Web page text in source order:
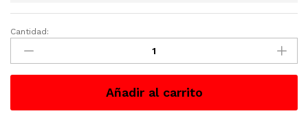
Soi
Yah!
tipo
Desmechada
cantidad
Cantidad:
Añadir al carrito